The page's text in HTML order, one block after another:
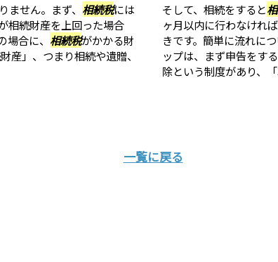
せん。まず、 相続税には
相続財産を上回った場合
合に、 相続税がかかる財
産」、つまり相続や遺贈、
そして、相続をすると
ヶ月以内に行わなけれ
きです。簡単に流れに
ップは、まず申告をす
除という制度があり、「
一覧に戻る